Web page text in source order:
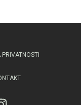
PRIVATNOSTI